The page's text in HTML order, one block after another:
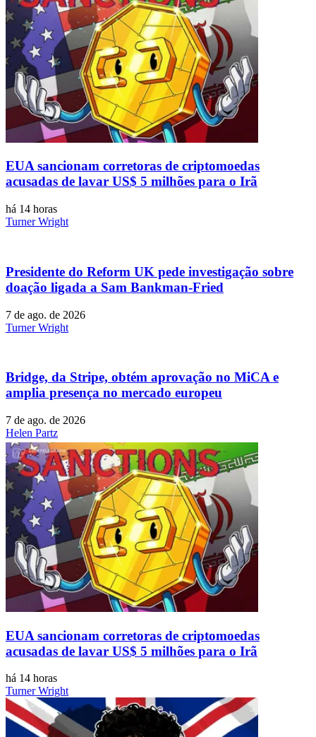
EUA sancionam corretoras de criptomoedas
acusadas de lavar US$ 5 milhões para o Irã
há 14 horas
Turner Wright
Presidente do Reform UK pede investigação sobre
doação ligada a Sam Bankman-Fried
7 de ago. de 2026
Turner Wright
Bridge, da Stripe, obtém aprovação no MiCA e
amplia presença no mercado europeu
7 de ago. de 2026
Helen Partz
EUA sancionam corretoras de criptomoedas
acusadas de lavar US$ 5 milhões para o Irã
há 14 horas
Turner Wright